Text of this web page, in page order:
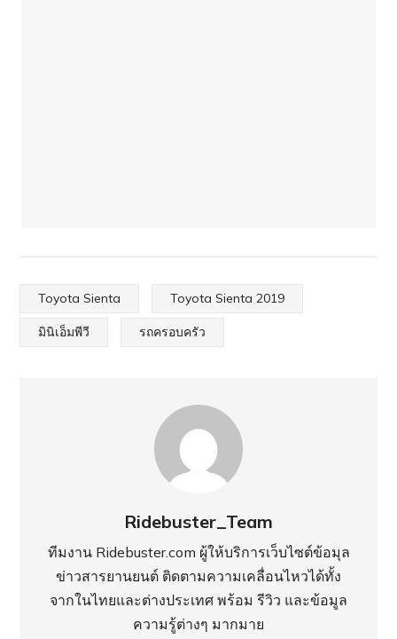
Toyota Sienta Toyota Sienta 2019
มินิเอ็มพีวี รถครอบครัว
Ridebuster_Team
ทีมงาน Ridebuster.com ผู้ให้บริการเว็บไซต์ข้อมุล
ข่าวสารยานยนต์ ติดตามความเคลื่อนไหวได้ทั้ง
จากในไทยและต่างประเทศ พร้อม รีวิว และข้อมูล
ความรู้ต่างๆ มากมาย